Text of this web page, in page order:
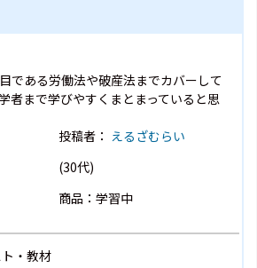
である労働法や破産法までカバーして
者まで学びやすくまとまっていると思
投稿者： えるざむらい
(30代)
商品：学習中
ト・教材